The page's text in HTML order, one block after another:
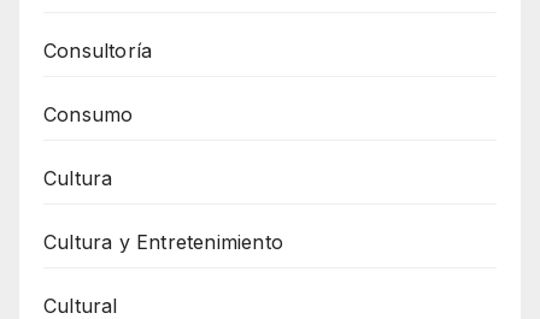
Consultoría
Consumo
Cultura
Cultura y Entretenimiento
Cultural